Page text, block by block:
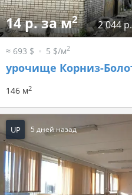
14 р. за м2 2 044
≈ 693 $ 5 $/м2
урочище Корниз-
146 м2
UP 5 дней назад